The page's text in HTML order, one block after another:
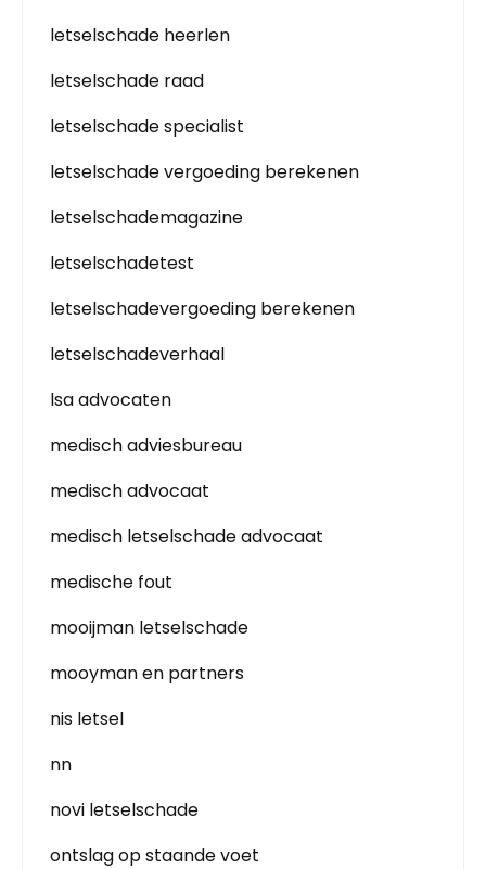
letselschade heerlen
letselschade raad
letselschade specialist
letselschade vergoeding berekenen
letselschademagazine
letselschadetest
letselschadevergoeding berekenen
letselschadeverhaal
lsa advocaten
medisch adviesbureau
medisch advocaat
medisch letselschade advocaat
medische fout
mooijman letselschade
mooyman en partners
nis letsel
nn
novi letselschade
ontslag op staande voet